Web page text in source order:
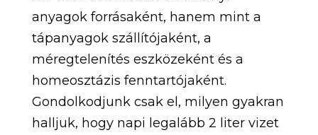
anyagok forrásaként, hanem mint a
tápanyagok szállítójaként, a
méregtelenítés eszközeként és a
homeosztázis fenntartójaként.
Gondolkodjunk csak el, milyen gyakran
halljuk, hogy napi legalább 2 liter vizet